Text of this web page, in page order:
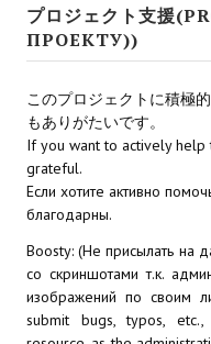
Star Trek Voyager Elite
Sacred Gold Remaster
Red Faction remaster
Aliens versus Predator
Age of Pirates:
Корсары 3 Сундук
Sea Dogs - City of
Sea Dogs Remaster Fan
プロジェクト支援
ПРОЕКТУ))
このプロジェクトに積極
もありがたいです。
If you want to actively
grateful.
Если хотите активно
благодарны.
Boosty: (Не присылать на
со скриншотами т.к.
изображений по своим
submit bugs, typos,